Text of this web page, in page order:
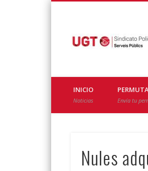
FacebookTwitter
INICIO
Noticias Envía tu
Nules